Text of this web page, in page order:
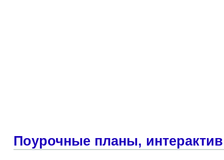
Поурочные планы, интерактив